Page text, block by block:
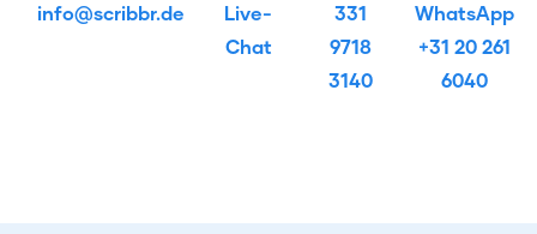
info@scribbr.de
Live-
Chat
331
9718
3140
WhatsApp
+31 20 261
6040